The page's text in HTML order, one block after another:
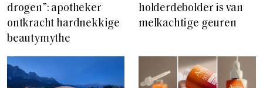
drogen”: apotheker
ontkracht hardnekkige
beautymythe
holderdebolder is van
melkachtige geuren